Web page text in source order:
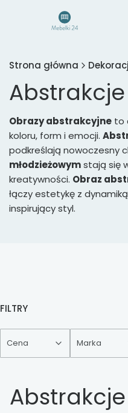
Strona główna
Abstrakcje
Obrazy abstrakcyjne to
koloru, form i emocji.
podkreślają nowoczesny
młodzieżowymstają się
kreatywności. Obraz
łączy estetykę z
inspirujący styl.
FILTRY
Cena Marka
Abstrakcje